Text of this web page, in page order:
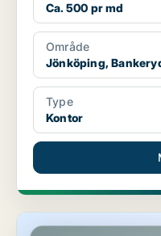
Ca. 500 pr md
Område
Jönköping,
Type
Kontor
Lager i Värnamo